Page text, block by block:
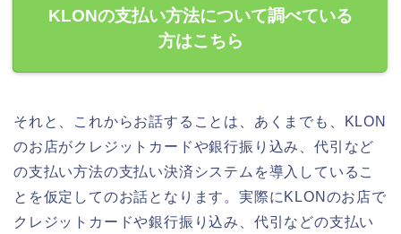
KLONの支払い方法について調べている
方はこちら
それと、これからお話することは、あくまでも、KLON
のお店がクレジットカードや銀行振り込み、代引など
の支払い方法の支払い決済システムを導入しているこ
とを仮定してのお話となります。実際にKLONのお店で
クレジットカードや銀行振り込み、代引などの支払い